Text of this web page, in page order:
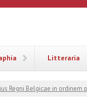
Litteraria
Regni Belgicae in ordinem